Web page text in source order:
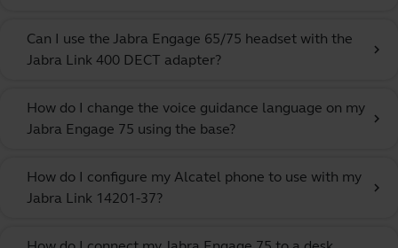
Can I use the Jabra Engage 65/75 headset with the
Jabra Link 400 DECT adapter?
chevron_right
How do I change the voice guidance language on my
Jabra Engage 75 using the base?
chevron_right
How do I configure my Alcatel phone to use with my
Jabra Link 14201-37?
chevron_right